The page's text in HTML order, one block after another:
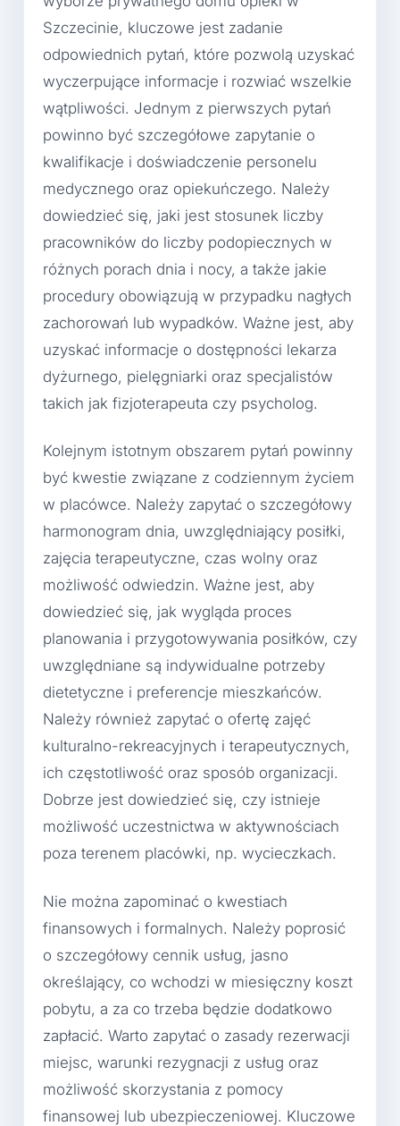
Szczecinie, kluczowe jest zadanie
odpowiednich pytań, które pozwolą uzyskać
wyczerpujące informacje i rozwiać wszelkie
wątpliwości. Jednym z pierwszych pytań
powinno być szczegółowe zapytanie o
kwalifikacje i doświadczenie personelu
medycznego oraz opiekuńczego. Należy
dowiedzieć się, jaki jest stosunek liczby
pracowników do liczby podopiecznych w
różnych porach dnia i nocy, a także jakie
procedury obowiązują w przypadku nagłych
zachorowań lub wypadków. Ważne jest, aby
uzyskać informacje o dostępności lekarza
dyżurnego, pielęgniarki oraz specjalistów
takich jak fizjoterapeuta czy psycholog.
Kolejnym istotnym obszarem pytań powinny
być kwestie związane z codziennym życiem
w placówce. Należy zapytać o szczegółowy
harmonogram dnia, uwzględniający posiłki,
zajęcia terapeutyczne, czas wolny oraz
możliwość odwiedzin. Ważne jest, aby
dowiedzieć się, jak wygląda proces
planowania i przygotowywania posiłków, czy
uwzględniane są indywidualne potrzeby
dietetyczne i preferencje mieszkańców.
Należy również zapytać o ofertę zajęć
kulturalno-rekreacyjnych i terapeutycznych,
ich częstotliwość oraz sposób organizacji.
Dobrze jest dowiedzieć się, czy istnieje
możliwość uczestnictwa w aktywnościach
poza terenem placówki, np. wycieczkach.
Nie można zapominać o kwestiach
finansowych i formalnych. Należy poprosić
o szczegółowy cennik usług, jasno
określający, co wchodzi w miesięczny koszt
pobytu, a za co trzeba będzie dodatkowo
zapłacić. Warto zapytać o zasady rezerwacji
miejsc, warunki rezygnacji z usług oraz
możliwość skorzystania z pomocy
finansowej lub ubezpieczeniowej. Kluczowe